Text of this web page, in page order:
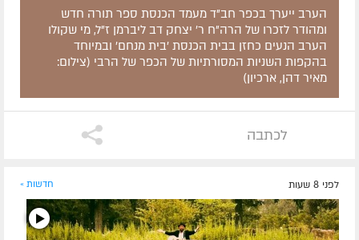
הערב ייערך בכפר חב"ד מעמד הכנסת ספר תורה חדש
ומהודר לזכרו של הרה"ח ר' יצחק דב ליברמן ז"ל, מי שקולו
הערב הנעים כחזן בבית הכנסת 'בית מנחם' ובמיוחד
בהקפות השניות המסורתיות של הכפר של הרבי (צילום:
מאיר דהן, ארכיון)
לכתבה
לפני 8 שעות חדשות »